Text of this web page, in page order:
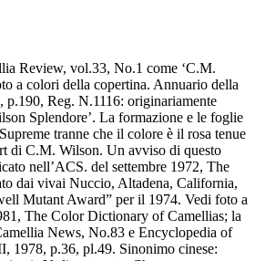
Review, vol.33, No.1 come ‘C.M.
a colori della copertina. Annuario della
p.190, Reg. N.1116: originariamente
Splendore’. La formazione e le foglie
tranne che il colore è il rosa tenue
di C.M. Wilson. Un avviso di questo
nell’ACS. del settembre 1972, The
dai vivai Nuccio, Altadena, California,
Mutant Award” per il 1974. Vedi foto a
The Color Dictionary of Camellias; la
News, No.83 e Encyclopedia of
1978, p.36, pl.49. Sinonimo cinese: